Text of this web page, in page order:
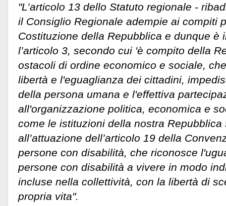
"L’articolo 13 dello Statuto regionale -
il Consiglio Regionale adempie ai compiti
Costituzione della Repubblica e dunque è
l’articolo 3, secondo cui 'è compito della
ostacoli di ordine economico e sociale,
libertà e l'eguaglianza dei cittadini,
della persona umana e l'effettiva
all'organizzazione politica, economica e
come le istituzioni della nostra Repubblica
all’attuazione dell’articolo 19 della
persone con disabilità, che riconosce
persone con disabilità a vivere in modo
incluse nella collettività, con la libertà di
propria vita".